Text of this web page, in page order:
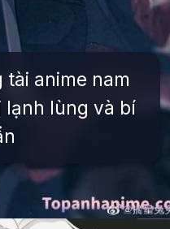
tài anime nam
lạnh lùng và bí